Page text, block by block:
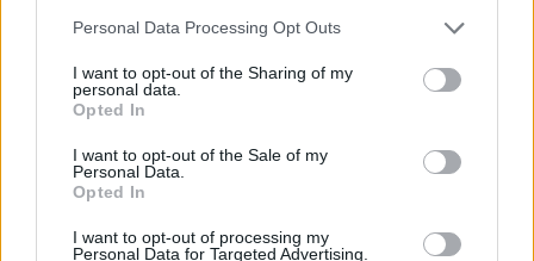
Please note that this website/app uses one or more Google
not limited to your visit or usage behaviour. You may click to
grant or deny consent to Google and its third-party tags to
use your data for below specified purposes in below Google
consent section.
Personal Data Processing Opt Outs
I want to opt-out of the Sharing of my
personal data.
Opted In
I want to opt-out of the Sale of my
Personal Data.
Opted In
I want to opt-out of processing my
Personal Data for Targeted Advertising.
Megosztom Facebookon
Ez is érdekelhet